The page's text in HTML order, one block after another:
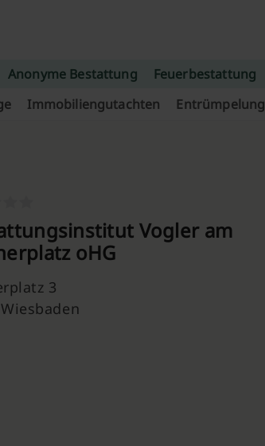
Anonyme Bestattung Feuerbestattung
Immobiliengutachten Entrümpelung
Vogler am
oHG
3